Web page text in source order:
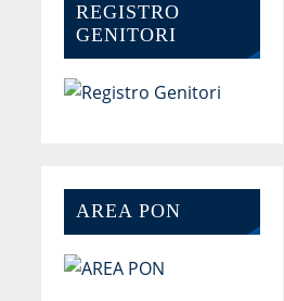
REGISTRO
GENITORI
AREA PON